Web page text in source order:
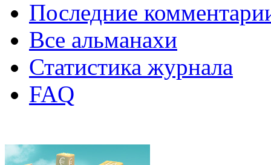
Последние
Все альманахи
Статистика журнала
FAQ